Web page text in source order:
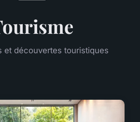
et découvertes touristiques